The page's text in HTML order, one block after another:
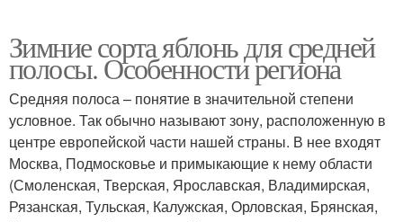
Зимние сорта яблонь для средней
полосы. Особенности региона
Средняя полоса – понятие в значительной степени
условное. Так обычно называют зону, расположенную в
центре европейской части нашей страны. В нее входят
Москва, Подмосковье и примыкающие к нему области
(Смоленская, Тверская, Ярославская, Владимирская,
Рязанская, Тульская, Калужская, Орловская, Брянская,